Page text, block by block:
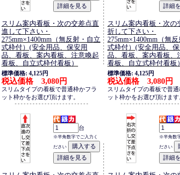
スリム案内看板・次の交差点直
進して下さい・
275mm×1400mm（無反射・自立
式枠付）(安全用品、保安用
品、看板、案内看板、注意喚起
看板、自立式枠付看板）
標準価格: 4,125円
税込価格 3,080円
スリムタイプの看板で普通枠かフラ
ット枠かをお選び頂けます。
スリム案内看板・次の
折して下さい・
275mm×1400mm（無
式枠付）(安全用品、保
品、看板、案内看板、
看板、自立式枠付看板）
標準価格: 4,125円
税込価格 3,080円
スリムタイプの看板で普通
ット枠かをお選び頂けます
台
※半角数字でご入力く
ださい
※半角数
ださい